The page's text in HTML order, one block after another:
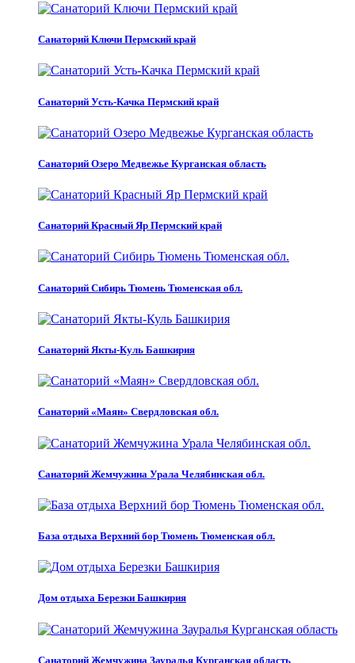
Санаторий Ключи Пермский край
Санаторий Усть-Качка Пермский край
Санаторий Озеро Медвежье Курганская область
Санаторий Красный Яр Пермский край
Санаторий Сибирь Тюмень Тюменская обл.
Санаторий Якты-Куль Башкирия
Санаторий «Маян» Свердловская обл.
Санаторий Жемчужина Урала Челябинская обл.
База отдыха Верхний бор Тюмень Тюменская обл.
Дом отдыха Березки Башкирия
Санаторий Жемчужина Зауралья Курганская область